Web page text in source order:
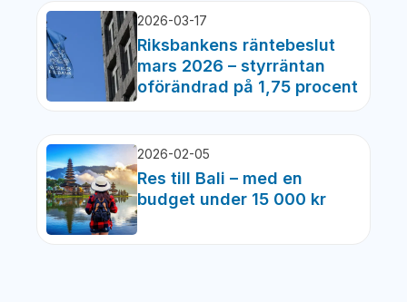
2026-03-17
Riksbankens räntebeslut
mars 2026 – styrräntan
oförändrad på 1,75 procent
2026-02-05
Res till Bali – med en
budget under 15 000 kr